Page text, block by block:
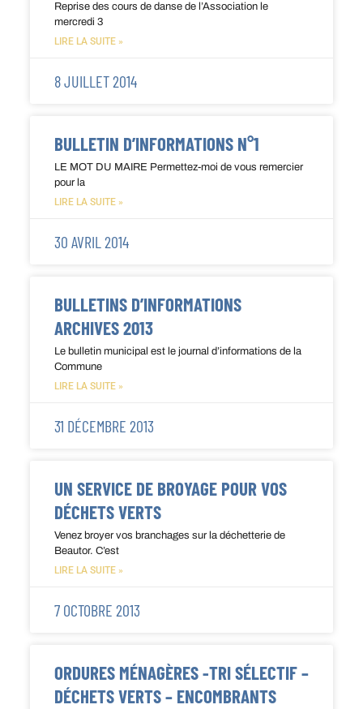
Reprise des cours de danse de l’Association le
mercredi 3
LIRE LA SUITE »
8 JUILLET 2014
BULLETIN D’INFORMATIONS N°1
LE MOT DU MAIRE Permettez-moi de vous remercier
pour la
LIRE LA SUITE »
30 AVRIL 2014
BULLETINS D’INFORMATIONS
ARCHIVES 2013
Le bulletin municipal est le journal d’informations de la
Commune
LIRE LA SUITE »
31 DÉCEMBRE 2013
UN SERVICE DE BROYAGE POUR VOS
DÉCHETS VERTS
Venez broyer vos branchages sur la déchetterie de
Beautor. C’est
LIRE LA SUITE »
7 OCTOBRE 2013
ORDURES MÉNAGÈRES -TRI SÉLECTIF –
DÉCHETS VERTS – ENCOMBRANTS